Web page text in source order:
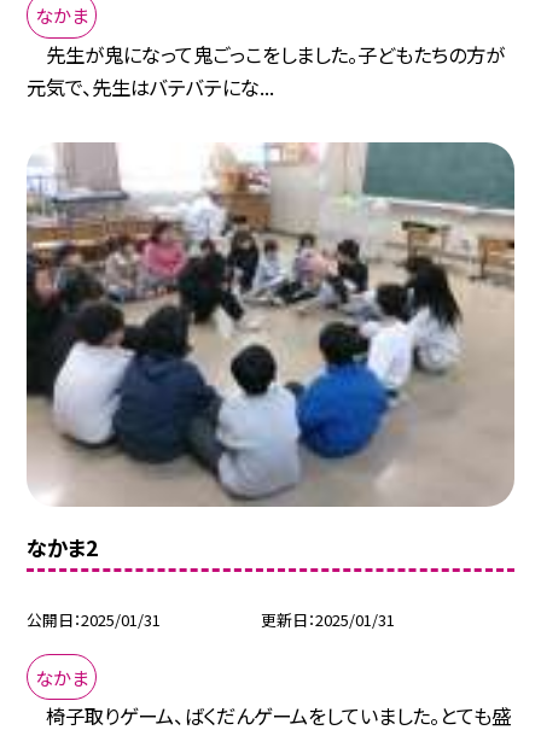
なかま
先生が鬼になって鬼ごっこをしました。子どもたちの方が
元気で、先生はバテバテにな...
なかま2
公開日 2025/01/31 更新日 2025/01/31
なかま
椅子取りゲーム、ばくだんゲームをしていました。とても盛